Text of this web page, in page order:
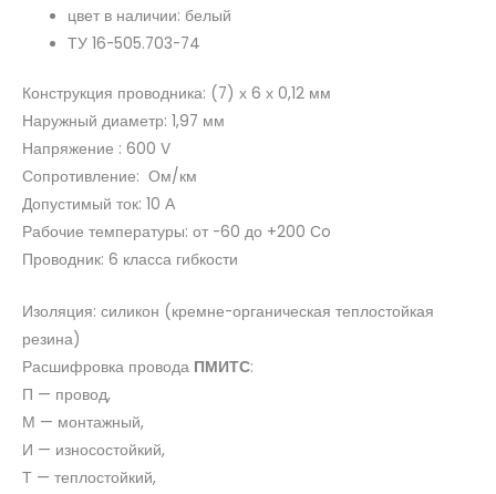
цвет в наличии: белый
ТУ 16-505.703-74
Конструкция проводника: (7) х 6 х 0,12 мм
Наружный диаметр: 1,97 мм
Напряжение : 600 V
Сопротивление: Ом/км
Допустимый ток: 10 А
Рабочие температуры: от -60 до +200 Сo
Проводник: 6 класса гибкости
Изоляция: силикон (кремне-органическая теплостойкая
резина)
Расшифровка провода ПМИТС:
П — провод,
М — монтажный,
И — износостойкий,
Т — теплостойкий,